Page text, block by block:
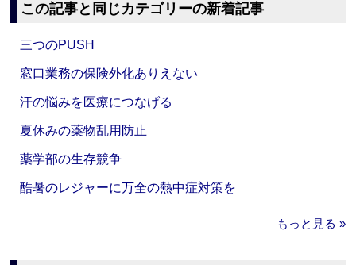
この記事と同じカテゴリーの新着記事
三つのPUSH
窓口業務の保険外化ありえない
汗の悩みを医療につなげる
夏休みの薬物乱用防止
薬学部の生存競争
酷暑のレジャーに万全の熱中症対策を
もっと見る »